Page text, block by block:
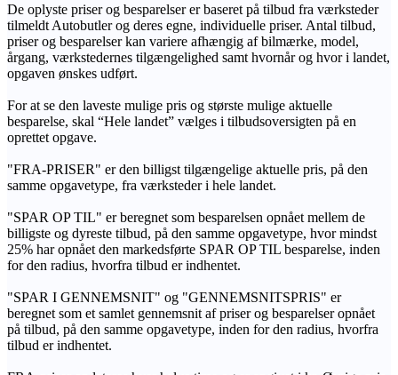
De oplyste priser og besparelser er baseret på tilbud fra værksteder
tilmeldt Autobutler og deres egne, individuelle priser. Antal tilbud,
priser og besparelser kan variere afhængig af bilmærke, model,
årgang, værkstedernes tilgængelighed samt hvornår og hvor i landet,
opgaven ønskes udført.
For at se den laveste mulige pris og største mulige aktuelle
besparelse, skal “Hele landet” vælges i tilbudsoversigten på en
oprettet opgave.
"FRA-PRISER" er den billigst tilgængelige aktuelle pris, på den
samme opgavetype, fra værksteder i hele landet.
"SPAR OP TIL" er beregnet som besparelsen opnået mellem de
billigste og dyreste tilbud, på den samme opgavetype, hvor mindst
25% har opnået den markedsførte SPAR OP TIL besparelse, inden
for den radius, hvorfra tilbud er indhentet.
"SPAR I GENNEMSNIT" og "GENNEMSNITSPRIS" er
beregnet som et samlet gennemsnit af priser og besparelser opnået
på tilbud, på den samme opgavetype, inden for den radius, hvorfra
tilbud er indhentet.